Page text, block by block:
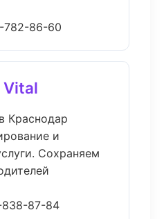
782-86-60
Краснодар
и
Сохраняем
838-87-84